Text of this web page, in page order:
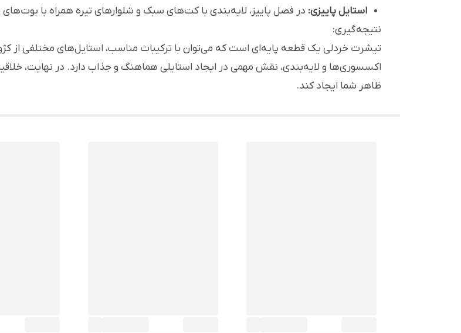
استایل پاییزی: در فصل پاییز، لایه‌بندی با کت‌های سبک و شلوارهای تیره همراه با
نتیجه‌گیری:
تیشرت خردلی یک قطعه پایه‌ای است که می‌توان با ترکیبات مناسب، استایل‌های مختلفی از
اکسسوری‌ها و لایه‌بندی، نقش مهمی در ایجاد استایلی هماهنگ و جذاب دارد. در نهایت،
ظاهر شما ایجاد کند.